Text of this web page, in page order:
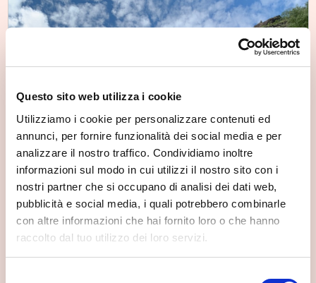
Questo sito web utilizza i cookie
Utilizziamo i cookie per personalizzare contenuti ed
annunci, per fornire funzionalità dei social media e per
analizzare il nostro traffico. Condividiamo inoltre
informazioni sul modo in cui utilizzi il nostro sito con i
nostri partner che si occupano di analisi dei dati web,
pubblicità e social media, i quali potrebbero combinarle
con altre informazioni che hai fornito loro o che hanno
raccolto dal tuo utilizzo dei loro servizi.